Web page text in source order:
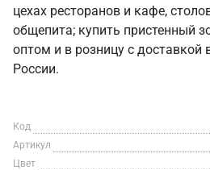
цехах ресторанов и кафе,
общепита; купить пристенный
оптом и в розницу с доставкой
России.
Код
Артикул
Цвет